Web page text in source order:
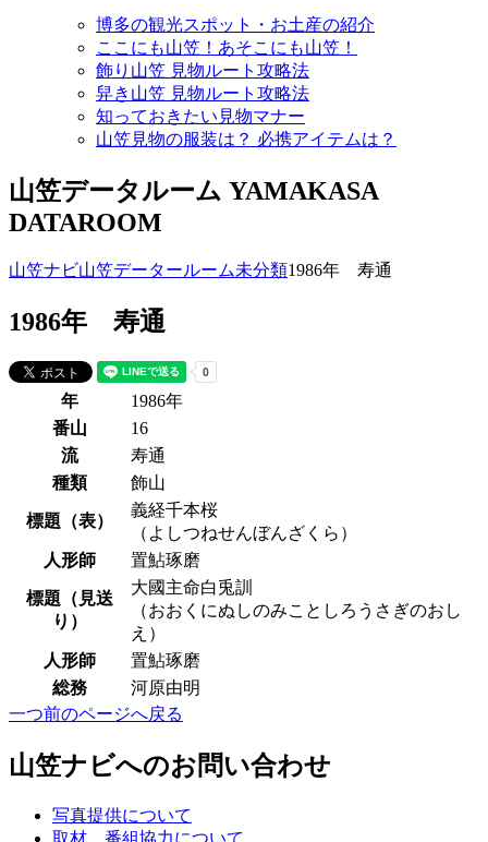
博多の観光スポット・お土産の紹介
ここにも山笠！あそこにも山笠！
飾り山笠 見物ルート攻略法
舁き山笠 見物ルート攻略法
知っておきたい見物マナー
山笠見物の服装は？ 必携アイテムは？
山笠データルーム YAMAKASA
DATAROOM
山笠ナビ山笠データールーム未分類1986年 寿通
1986年 寿通
年
1986年
番山
16
流
寿通
種類
飾山
標題（表）
義経千本桜
（よしつねせんぼんざくら）
人形師
置鮎琢磨
標題（見送
り）
大國主命白兎訓
（おおくにぬしのみことしろうさぎのおし
え）
人形師
置鮎琢磨
総務
河原由明
一つ前のページへ戻る
山笠ナビへのお問い合わせ
写真提供について
取材、番組協力について